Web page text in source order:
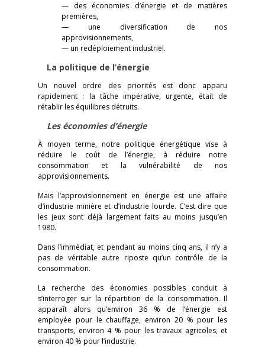
— des économies d’énergie et de matières
premières,
— une diversification de nos
approvisionnements,
— un redéploiement industriel.
La politique de l’énergie
Un nouvel ordre des priorités est donc apparu
rapidement : la tâche impérative, urgente, était de
rétablir les équilibres détruits.
Les économies d’énergie
À moyen terme, notre politique énergétique vise à
réduire le coût de l’énergie, à réduire notre
consommation et la vulnérabilité de nos
approvisionnements.
Mais l’approvisionnement en énergie est une affaire
d’industrie minière et d’industrie lourde. C’est dire que
les jeux sont déjà largement faits au moins jusqu’en
1980.
Dans l’immédiat, et pendant au moins cinq ans, il n’y a
pas de véritable autre riposte qu’un contrôle de la
consommation.
La recherche des économies possibles conduit à
s’interroger sur la répartition de la consommation. Il
apparaît alors qu’environ 36 % de l’énergie est
employée pour le chauffage, environ 20 % pour les
transports, environ 4 % pour les travaux agricoles, et
environ 40 % pour l’industrie.